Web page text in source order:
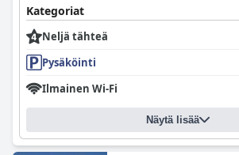
Kategoriat
Neljä tähteä
Pysäköinti
Ilmainen Wi-Fi
Näytä lisää